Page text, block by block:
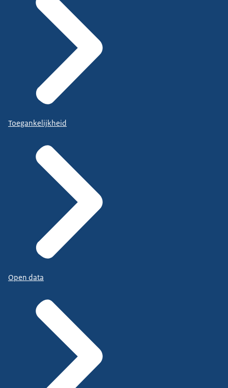
Toegankelijkheid
Open data